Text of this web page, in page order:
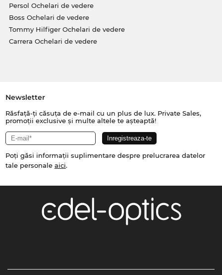
Persol Ochelari de vedere
Boss Ochelari de vedere
Tommy Hilfiger Ochelari de vedere
Carrera Ochelari de vedere
Newsletter
Răsfață-ți căsuța de e-mail cu un plus de lux. Private Sales,
promoții exclusive și multe altele te așteaptă!
Poți găsi informații suplimentare despre prelucrarea datelor
tale personale aici.